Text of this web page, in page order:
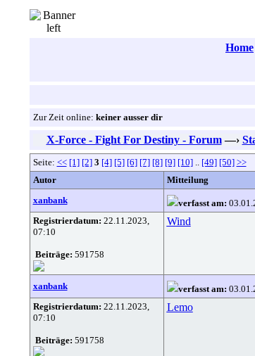
Home
Zur Zeit online: keiner ausser dir
X-Force - Fight For Destiny - Forum —›
Seite: << [1] [2] 3 [4] [5] [6] [7] [8] [9] [10].. [49] [50] >>
Autor
Mitteilung
xanbank
verfasst am:
Registrierdatum: 22.11.2023,
07:10
Beiträge: 591758
Wind
xanbank verfasst am:
Registrierdatum: 22.11.2023,
07:10
Beiträge: 591758
Lemo